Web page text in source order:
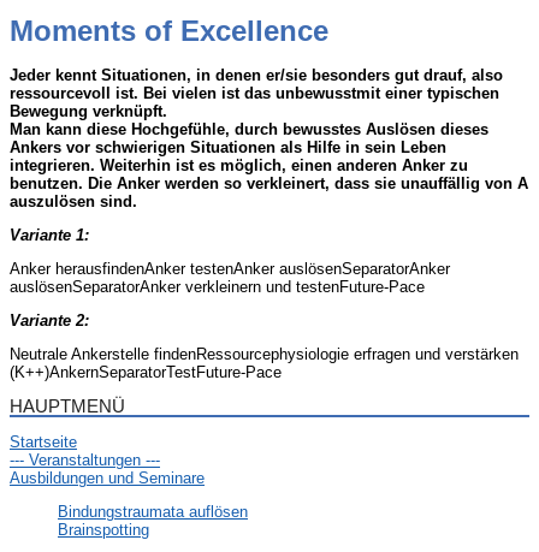
Moments of Excellence
Jeder kennt Situationen, in denen er/sie besonders gut drauf, also
ressourcevoll ist. Bei vielen ist das unbewusstmit einer typischen
Bewegung verknüpft.
Man kann diese Hochgefühle, durch bewusstes Auslösen dieses
Ankers vor schwierigen Situationen als Hilfe in sein Leben
integrieren. Weiterhin ist es möglich, einen anderen Anker zu
benutzen. Die Anker werden so verkleinert, dass sie unauffällig von A
auszulösen sind.
Variante 1:
Anker herausfindenAnker testenAnker auslösenSeparatorAnker
auslösenSeparatorAnker verkleinern und testenFuture-Pace
Variante 2:
Neutrale Ankerstelle findenRessourcephysiologie erfragen und verstärken
(K++)AnkernSeparatorTestFuture-Pace
HAUPTMENÜ
Startseite
--- Veranstaltungen ---
Ausbildungen und Seminare
Bindungstraumata auflösen
Brainspotting